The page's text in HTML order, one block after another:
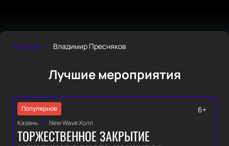
Главная Владимир Пресняков
Лучшие мероприятия
Популярное
Казань
New Wave Холл
ТОРЖЕСТВЕННОЕ ЗАКРЫТИЕ
6+